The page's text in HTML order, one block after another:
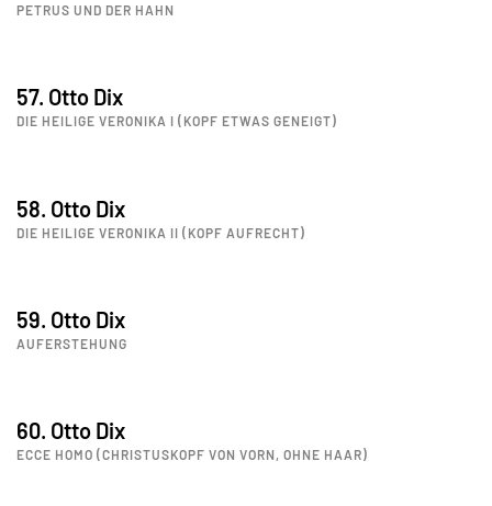
PETRUS UND DER HAHN
57. Otto Dix
DIE HEILIGE VERONIKA I (KOPF ETWAS GENEIGT)
58. Otto Dix
DIE HEILIGE VERONIKA II (KOPF AUFRECHT)
59. Otto Dix
AUFERSTEHUNG
60. Otto Dix
ECCE HOMO (CHRISTUSKOPF VON VORN, OHNE HAAR)